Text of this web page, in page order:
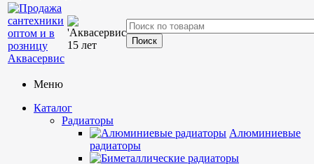
Меню
Каталог
Радиаторы
Алюминиевые
радиаторы